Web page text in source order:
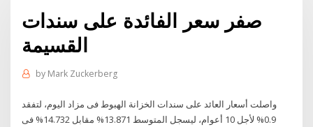
صفر سعر الفائدة على سندات
القسيمة
by Mark Zuckerberg
واصلت أسعار العائد على سندات الخزانة الهبوط فى مزاد اليوم، لتفقد
0.9% لأجل 10 أعوام، ليسجل المتوسط 13.871% مقابل 14.732% فى